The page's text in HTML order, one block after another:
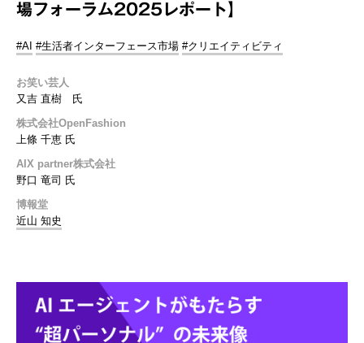
場フォーラム2025レポート】
#AI #生活者インターフェース市場 #クリエイティビティ
お笑い芸人
又吉 直樹 氏
株式会社OpenFashion
上條 千恵 氏
AIX partner株式会社
野口 竜司 氏
博報堂
近山 知史